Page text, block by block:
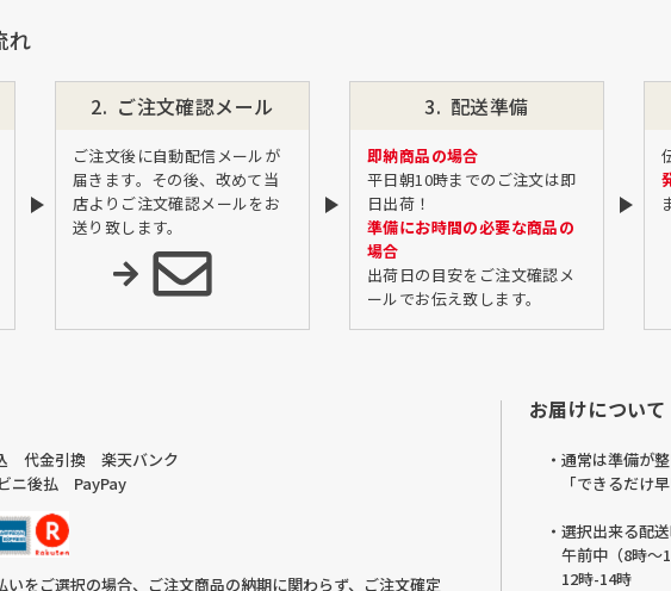
れ
ご注文確認メール
ご注文後に自動配信メールが
届きます。その後、改めて当
店よりご注文確認メールをお
送り致します。
配送準備
即納商品の場合
平日朝10時までのご注文は即
日出荷！
準備にお時間の必要な商品の
場合
出荷日の目安をご注文確認メ
ールでお伝え致します。
代金引換 楽天バンク
ニ後払 PayPay
いをご選択の場合、ご注文商品の納期に関わらず、ご注文確定
お届けについて
・通常は準備が
「できるだけ
・選択出来る配
午前中（8時～
12時-14時